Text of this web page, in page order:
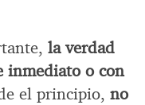
la verdad
inmediato o con
el principio, no